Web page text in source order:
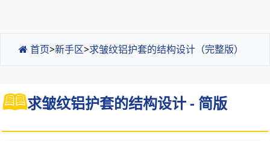
首页>新手区>求皱纹铝护套的结构设计（完整版）
求皱纹铝护套的结构设计 - 简版